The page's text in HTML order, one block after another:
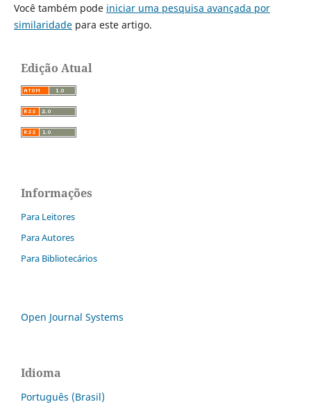
Você também pode iniciar uma pesquisa avançada por
similaridadepara este artigo.
Edição Atual
Informações
Para Leitores
Para Autores
Para Bibliotecários
Open Journal Systems
Idioma
Português (Brasil)